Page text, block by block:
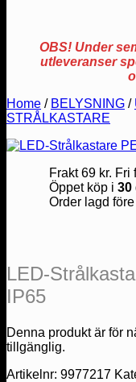
OBS! Under
utleveranser
Home / BELYSNING /
STRÅLKASTARE
Frakt 69 kr. Fri
Öppet köp i 30
Order lagd
LED-
IP65
Denna produkt är för
tillgänglig.
Artikelnr: 9977217